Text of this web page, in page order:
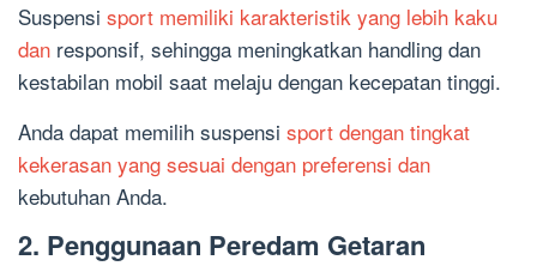
Suspensi sport memiliki karakteristik yang lebih kaku
dan responsif, sehingga meningkatkan handling dan
kestabilan mobil saat melaju dengan kecepatan tinggi.
Anda dapat memilih suspensi sport dengan tingkat
kekerasan yang sesuai dengan preferensi dan
kebutuhan Anda.
2. Penggunaan Peredam Getaran